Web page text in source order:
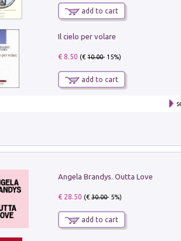
add to cart
Il cielo per volare
€ 8.50 (€10.00- 15%)
add to cart
Angela Brandys. Outta Love
€ 28.50 (€30.00- 5%)
add to cart